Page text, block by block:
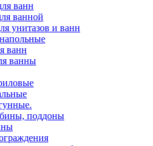
ванн
ванной
унитазов и ванн
ванн
ванны
поддоны